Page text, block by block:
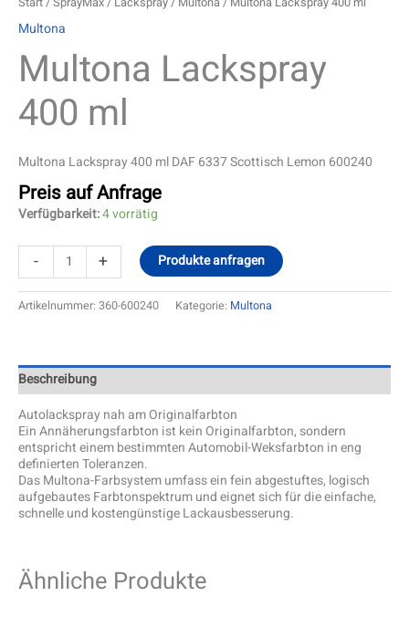
Multona
Multona Lackspray
400 ml
Multona Lackspray 400 ml DAF 6337 Scottisch Lemon 600240
Preis auf Anfrage
Verfügbarkeit:4 vorrätig
- + Produkte anfragen
Artikelnummer: 360-600240 Kategorie: Multona
Beschreibung
Autolackspray nah am Originalfarbton
Ein Annäherungsfarbton ist kein Originalfarbton, sondern
entspricht einem bestimmten Automobil-Weksfarbton in eng
definierten Toleranzen.
Das Multona-Farbsystem umfass ein fein abgestuftes, logisch
aufgebautes Farbtonspektrum und eignet sich für die einfache,
schnelle und kostengünstige Lackausbesserung.
Ähnliche Produkte